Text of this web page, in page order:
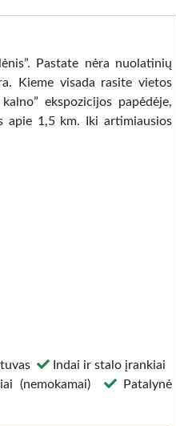
Pastate nėra nuolatinių
Kieme visada rasite vietos
ekspozicijos papėdėje,
apie 1,5 km. Iki artimiausios
Indai ir stalo įrankiai
(nemokamai)
Patalynė